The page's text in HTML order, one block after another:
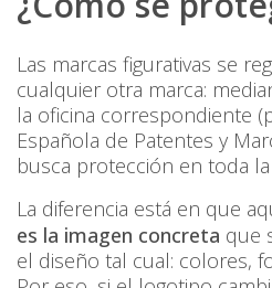
Las marcas figurativas se
cualquier otra marca:
la oficina correspondiente
Española de Patentes y
busca protección en toda
La diferencia está en que
es la imagen concreta que
el diseño tal cual: colores,